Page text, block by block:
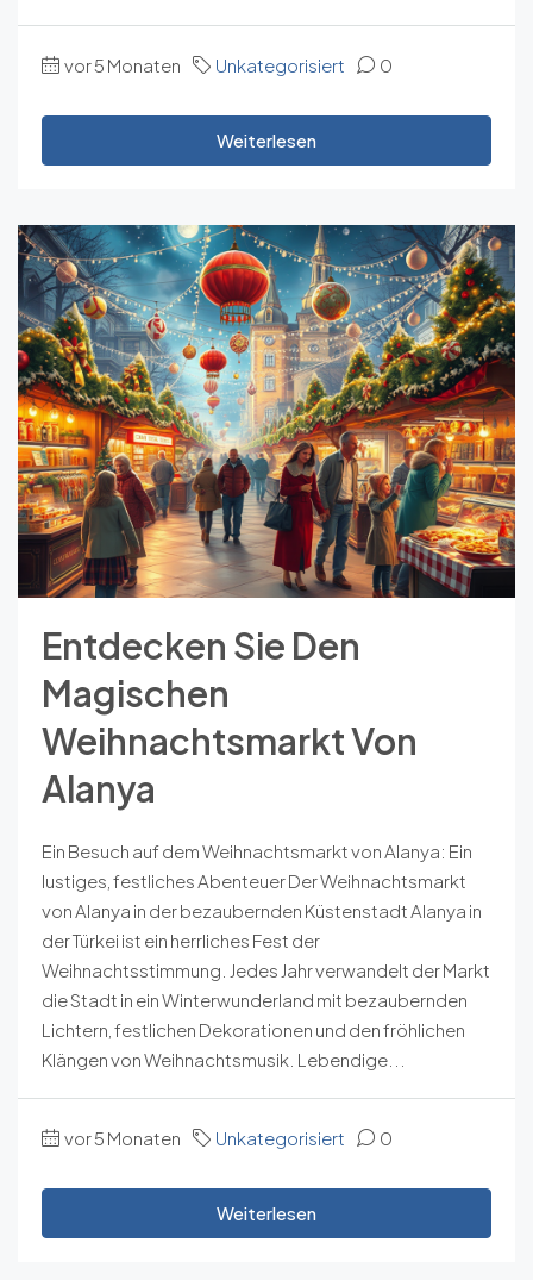
vor 5 Monaten Unkategorisiert 0
Weiterlesen
Entdecken Sie Den
Magischen
Weihnachtsmarkt Von
Alanya
Ein Besuch auf dem Weihnachtsmarkt von Alanya: Ein
lustiges, festliches Abenteuer Der Weihnachtsmarkt
von Alanya in der bezaubernden Küstenstadt Alanya in
der Türkei ist ein herrliches Fest der
Weihnachtsstimmung. Jedes Jahr verwandelt der Markt
die Stadt in ein Winterwunderland mit bezaubernden
Lichtern, festlichen Dekorationen und den fröhlichen
Klängen von Weihnachtsmusik. Lebendige...
vor 5 Monaten Unkategorisiert 0
Weiterlesen